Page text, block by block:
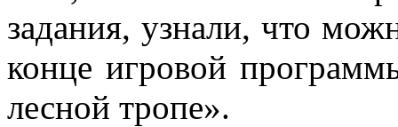
задания, узнали, что
конце игровой
лесной тропе».